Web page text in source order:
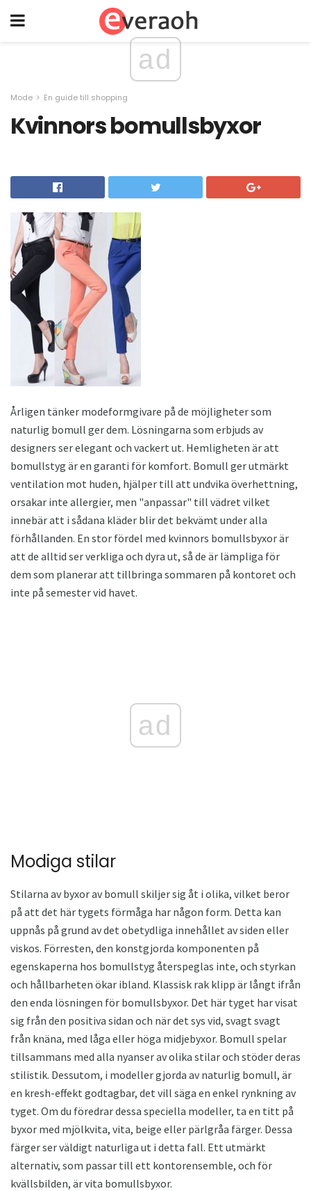
ad
Mode En guide till shopping
Kvinnors bomullsbyxor
Årligen tänker modeformgivare på de möjligheter som
naturlig bomull ger dem. Lösningarna som erbjuds av
designers ser elegant och vackert ut. Hemligheten är att
bomullstyg är en garanti för komfort. Bomull ger utmärkt
ventilation mot huden, hjälper till att undvika överhettning,
orsakar inte allergier, men "anpassar" till vädret vilket
innebär att i sådana kläder blir det bekvämt under alla
förhållanden. En stor fördel med kvinnors bomullsbyxor är
att de alltid ser verkliga och dyra ut, så de är lämpliga för
dem som planerar att tillbringa sommaren på kontoret och
inte på semester vid havet.
ad
Modiga stilar
Stilarna av byxor av bomull skiljer sig åt i olika, vilket beror
på att det här tygets förmåga har någon form. Detta kan
uppnås på grund av det obetydliga innehållet av siden eller
viskos. Förresten, den konstgjorda komponenten på
egenskaperna hos bomullstyg återspeglas inte, och styrkan
och hållbarheten ökar ibland. Klassisk rak klipp är långt ifrån
den enda lösningen för bomullsbyxor. Det här tyget har visat
sig från den positiva sidan och när det sys vid, svagt svagt
från knäna, med låga eller höga midjebyxor. Bomull spelar
tillsammans med alla nyanser av olika stilar och stöder deras
stilistik. Dessutom, i modeller gjorda av naturlig bomull, är
en kresh-effekt godtagbar, det vill säga en enkel rynkning av
tyget. Om du föredrar dessa speciella modeller, ta en titt på
byxor med mjölkvita, vita, beige eller pärlgråa färger. Dessa
färger ser väldigt naturliga ut i detta fall. Ett utmärkt
alternativ, som passar till ett kontorensemble, och för
kvällsbilden, är vita bomullsbyxor.